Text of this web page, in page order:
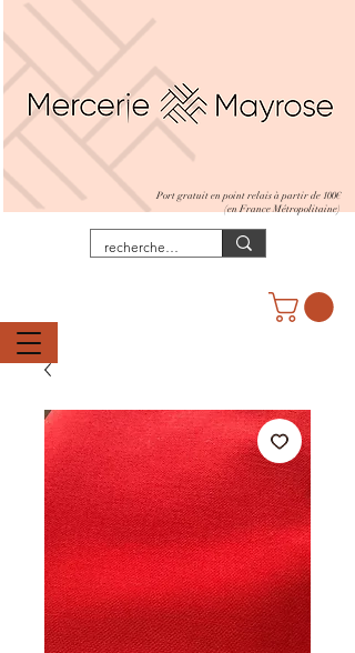
Port gratuit en point relais à partir de 100€
(en France Métropolitaine)